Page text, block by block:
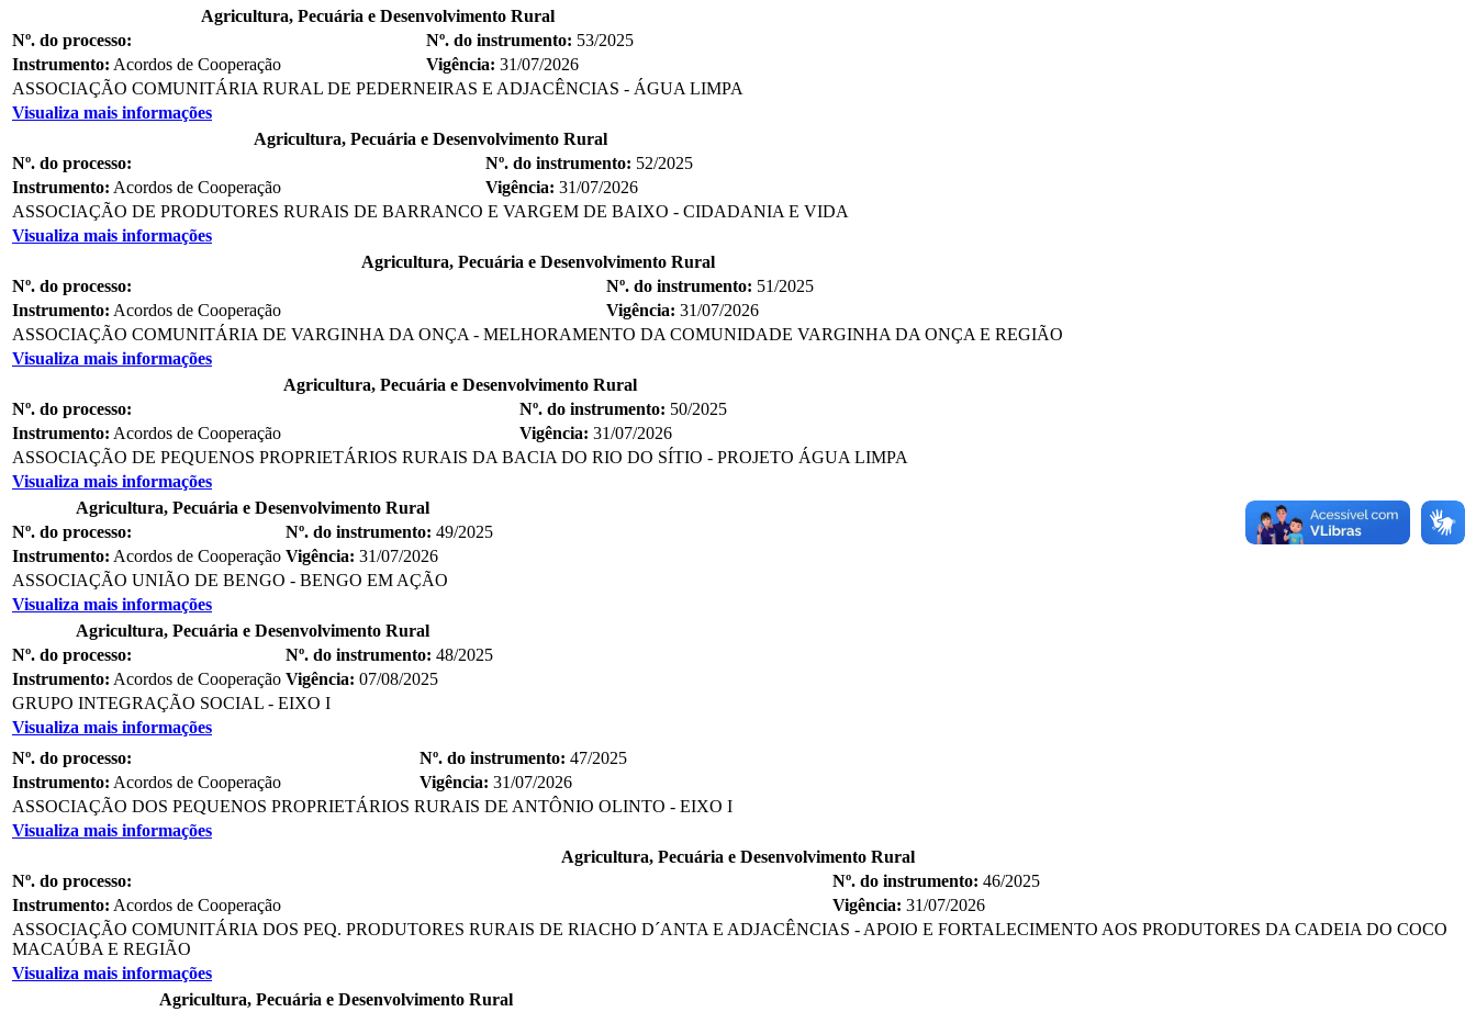
Agricultura, Pecuária e Desenvolvimento Rural
Nº. do processo:
Nº. do instrumento: 53/2025
Instrumento: Acordos de Cooperação Vigência: 31/07/2026
ASSOCIAÇÃO COMUNITÁRIA RURAL DE PEDERNEIRAS E ADJACÊNCIAS - ÁGUA LIMPA
Visualiza mais informações
Agricultura, Pecuária e Desenvolvimento Rural
Nº. do processo:
Nº. do instrumento: 52/2025
Instrumento: Acordos de Cooperação Vigência: 31/07/2026
ASSOCIAÇÃO DE PRODUTORES RURAIS DE BARRANCO E VARGEM DE BAIXO - CIDADANIA E VIDA
Visualiza mais informações
Agricultura, Pecuária e Desenvolvimento Rural
Nº. do processo:
Nº. do instrumento: 51/2025
Instrumento: Acordos de Cooperação Vigência: 31/07/2026
ASSOCIAÇÃO COMUNITÁRIA DE VARGINHA DA ONÇA - MELHORAMENTO DA COMUNIDADE VARGINHA DA ONÇA E REGIÃO
Visualiza mais informações
Agricultura, Pecuária e Desenvolvimento Rural
Nº. do processo:
Nº. do instrumento: 50/2025
Instrumento: Acordos de Cooperação Vigência: 31/07/2026
ASSOCIAÇÃO DE PEQUENOS PROPRIETÁRIOS RURAIS DA BACIA DO RIO DO SÍTIO - PROJETO ÁGUA LIMPA
Visualiza mais informações
Agricultura, Pecuária e Desenvolvimento Rural
Nº. do processo:
Nº. do instrumento: 49/2025
Instrumento: Acordos de Cooperação Vigência: 31/07/2026
ASSOCIAÇÃO UNIÃO DE BENGO - BENGO EM AÇÃO
Visualiza mais informações
Agricultura, Pecuária e Desenvolvimento Rural
Nº. do processo:
Nº. do instrumento: 48/2025
Instrumento: Acordos de Cooperação Vigência: 07/08/2025
GRUPO INTEGRAÇÃO SOCIAL - EIXO I
Visualiza mais informações
Nº. do processo:
Nº. do instrumento: 47/2025
Instrumento: Acordos de Cooperação Vigência: 31/07/2026
ASSOCIAÇÃO DOS PEQUENOS PROPRIETÁRIOS RURAIS DE ANTÔNIO OLINTO - EIXO I
Visualiza mais informações
Agricultura, Pecuária e Desenvolvimento Rural
Nº. do processo:
Nº. do instrumento: 46/2025
Instrumento: Acordos de Cooperação Vigência: 31/07/2026
ASSOCIAÇÃO COMUNITÁRIA DOS PEQ. PRODUTORES RURAIS DE RIACHO D´ANTA E ADJACÊNCIAS - APOIO E FORTALECIMENTO AOS PRODUTORES DA CADEIA DO COCO
MACAÚBA E REGIÃO
Visualiza mais informações
Agricultura, Pecuária e Desenvolvimento Rural